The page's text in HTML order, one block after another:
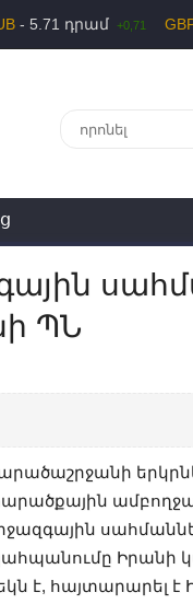
- 5.71 դրամ +0,71
ՊՆ
Իրանի
է, հայտարարել է